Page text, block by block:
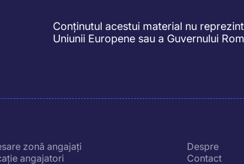
Conținutul acestui material nu
Uniunii Europene sau a Guvernului
zonă angajați
angajatori
Despre
Contact